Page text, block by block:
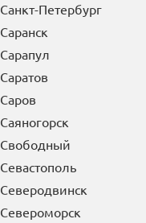
Санкт-Петербург
Саранск
Сарапул
Саратов
Саров
Саяногорск
Свободный
Севастополь
Северодвинск
Североморск